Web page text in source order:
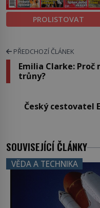
PROLISTOVAT
PŘEDCHOZÍ ČLÁNEK
Emilia Clarke: Proč
trůny?
Český cestovatel
SOUVISEJÍCÍ ČLÁNKY
VĚDA A TECHNIKA